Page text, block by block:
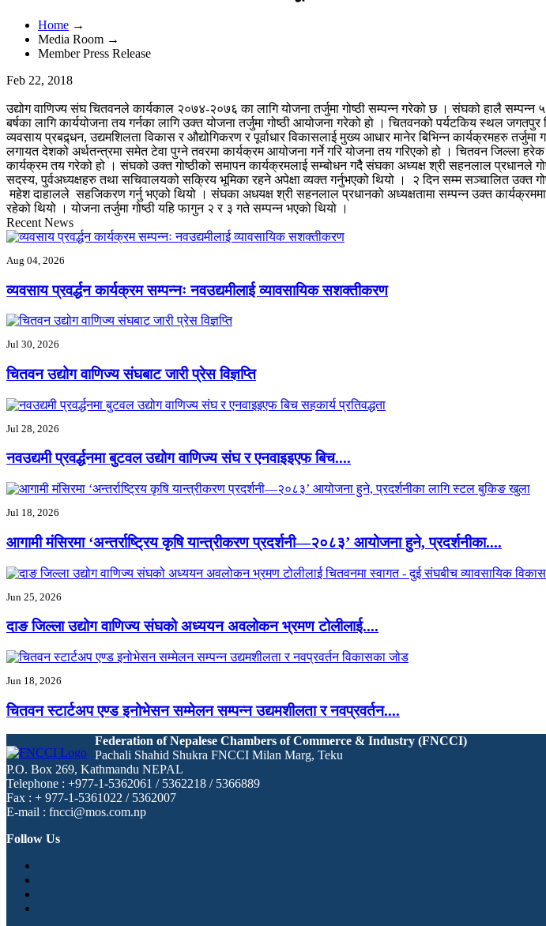
Home →
Media Room →
Member Press Release
Feb 22, 2018
उद्योग वाणिज्य संघ चितवनले कार्यकाल २०७४-२०७६ का लागि योजना तर्जुमा गोष्ठी सम्पन्न गरेको छ । संघको हालै सम्पन्न
बर्षका लागि कार्ययोजना तय गर्नका लागि उक्त योजना तर्जुमा गोष्ठी आयोजना गरेको हो । चितवनको पर्यटकिय स्थल
व्यवसाय प्रबद्र्धन, उद्यमशिलता विकास र औद्योगिकरण र पूर्वाधार विकासलाई मुख्य आधार मानेर बिभिन्न कार्यक्रमहरु
लगायत देशको अर्थतन्त्रमा समेत टेवा पुग्ने तवरमा कार्यक्रम आयोजना गर्ने गरि योजना तय गरिएको हो । चितवन जिल्ला
कार्यक्रम तय गरेको हो । संघको उक्त गोष्ठीको समापन कार्यक्रमलाई सम्बोधन गदैै संघका अध्यक्ष श्री सहनलाल प्रधानले
सदस्य, पुर्वअध्यक्षहरु तथा सचिवालयको सक्रिय भूमिका रहने अपेक्षा व्यक्त गर्नुभएको थियो । २ दिन सम्म सञ्चालित उक्त
महेश दाहालले सहजिकरण गर्नु भएको थियो । संघका अधयक्ष श्री सहनलाल प्रधानको अध्यक्षतामा सम्पन्न उक्त कार्यक्रममा
रहेको थियो । योजना तर्जुमा गोष्ठी यहि फागुन २ र ३ गते सम्पन्न भएको थियो ।
Recent News
Aug 04, 2026
व्यवसाय प्रवर्द्धन कार्यक्रम सम्पन्नः नवउद्यमीलाई व्यावसायिक सशक्तीकरण
Jul 30, 2026
चितवन उद्योग वाणिज्य संघबाट जारी प्रेस विज्ञप्ति
Jul 28, 2026
नवउद्यमी प्रवर्द्धनमा बुटवल उद्योग वाणिज्य संघ र एनवाइइएफ बिच....
Jul 18, 2026
आगामी मंसिरमा ‘अन्तर्राष्ट्रिय कृषि यान्त्रीकरण प्रदर्शनी—२०८३’ आयोजना हुने, प्रदर्शनीका....
Jun 25, 2026
दाङ जिल्ला उद्योग वाणिज्य संघको अध्ययन अवलोकन भ्रमण टोलीलाई....
Jun 18, 2026
चितवन स्टार्टअप एण्ड इनोभेसन सम्मेलन सम्पन्न उद्यमशीलता र नवप्रवर्तन....
Federation of Nepalese Chambers of Commerce & Industry (FNCCI)
Pachali Shahid Shukra FNCCI Milan Marg, Teku
P.O. Box 269, Kathmandu NEPAL
Telephone : +977-1-5362061 / 5362218 / 5366889
Fax : + 977-1-5361022 / 5362007
E-mail : fncci@mos.com.np
Follow Us